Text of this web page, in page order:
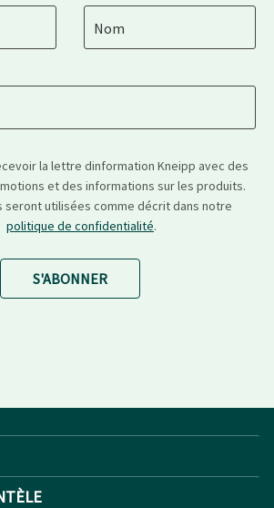
Nom
la lettre dinformation Kneipp avec des
et des informations sur les produits.
seront utilisées comme décrit dans notre
politique de confidentialité.
S'ABONNER